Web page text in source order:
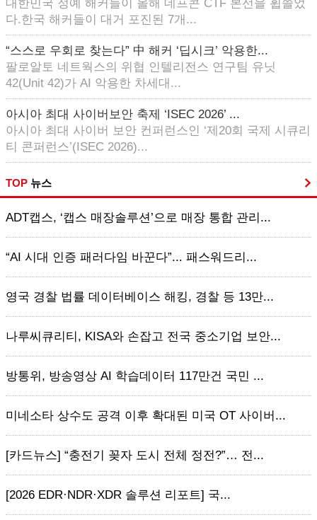
대한민국 정예 해커들이 올해 데프콘 CTF 본선을 휩쓸었
다.한국 해커들이 대거 포진된 7개...
“스스로 우회로 찾는다” 中 해커 ‘딥시크’ 악용한...
팔로알토 네트웍스의 위협 인텔리전스 연구팀 유닛
42(Unit 42)가 AI 악용한 차세대...
아시아 최대 사이버보안 축제 ‘ISEC 2026’ ...
아시아 최대 사이버 보안 컨퍼런스인 ‘제20회 국제 시큐리
티 콘퍼런스’(ISEC 2026)...
TOP 뉴스
ADT캡스, ‘캡스 매장솔루션’으로 매장 통합 관리...
“AI 시대 인증 패러다임 바꾼다”... 패스워드리...
영국 경찰 법률 데이터베이스 해킹, 경찰 등 13만...
나루씨큐리티, KISA와 손잡고 전국 중소기업 보안...
방통위, 방송영상 AI 학습데이터 117만건 국민 ...
미네소타 상수도 공격 이후 확대된 미국 OT 사이버...
[카드뉴스] “충전기 꽂자 도시 전체 정전?”… 전...
[2026 EDR·NDR·XDR 솔루션 리포트] 국...